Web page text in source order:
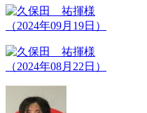
（2024年09月19日）
（2024年08月22日）